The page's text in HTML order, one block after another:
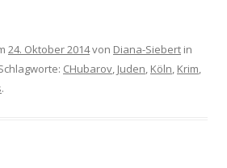
24. Oktober 2014von Diana-Siebert in
CHubarov, Juden, Köln, Krim,
.